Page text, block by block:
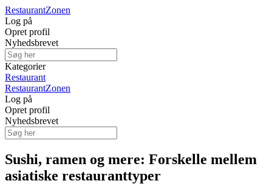
RestaurantZonen
Log på
Opret profil
Nyhedsbrevet
Kategorier
Restaurant
RestaurantZonen
Log på
Opret profil
Nyhedsbrevet
Sushi, ramen og mere: Forskelle mellem
asiatiske restauranttyper